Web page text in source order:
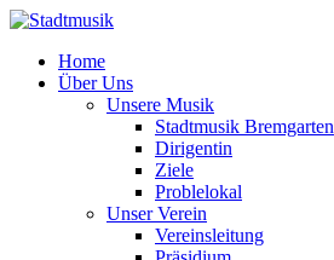
Home
Über Uns
Unsere Musik
Stadtmusik Bremgarten
Dirigentin
Ziele
Problelokal
Unser Verein
Vereinsleitung